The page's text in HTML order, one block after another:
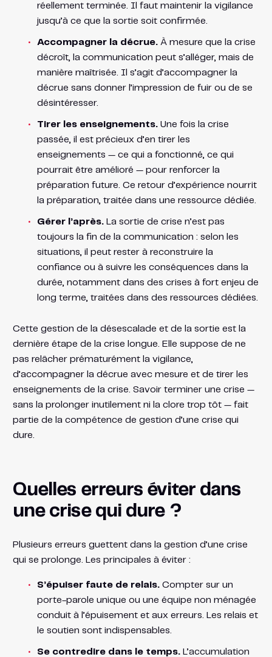
réellement terminée. Il faut maintenir la vigilance
jusqu’à ce que la sortie soit confirmée.
Accompagner la décrue.À mesure que la crise
décroît, la communication peut s’alléger, mais de
manière maîtrisée. Il s’agit d’accompagner la
décrue sans donner l’impression de fuir ou de se
désintéresser.
Tirer les enseignements.Une fois la crise
passée, il est précieux d’en tirer les
enseignements — ce qui a fonctionné, ce qui
pourrait être amélioré — pour renforcer la
préparation future. Ce retour d’expérience nourrit
la préparation, traitée dans une ressource dédiée.
Gérer l’après.La sortie de crise n’est pas
toujours la fin de la communication : selon les
situations, il peut rester à reconstruire la
confiance ou à suivre les conséquences dans la
durée, notamment dans des crises à fort enjeu de
long terme, traitées dans des ressources dédiées.
Cette gestion de la désescalade et de la sortie est la
dernière étape de la crise longue. Elle suppose de ne
pas relâcher prématurément la vigilance,
d’accompagner la décrue avec mesure et de tirer les
enseignements de la crise. Savoir terminer une crise —
sans la prolonger inutilement ni la clore trop tôt — fait
partie de la compétence de gestion d’une crise qui
dure.
Quelles erreurs éviter dans
une crise qui dure ?
Plusieurs erreurs guettent dans la gestion d’une crise
qui se prolonge. Les principales à éviter :
S’épuiser faute de relais.Compter sur un
porte-parole unique ou une équipe non ménagée
conduit à l’épuisement et aux erreurs. Les relais et
le soutien sont indispensables.
Se contredire dans le temps.L’accumulation